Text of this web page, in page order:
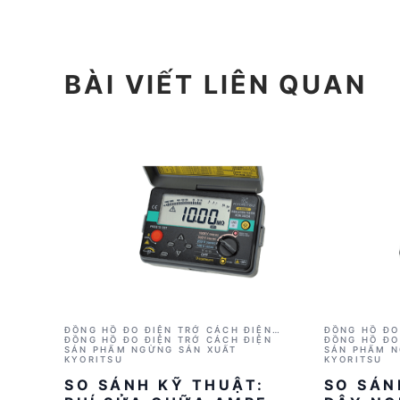
BÀI VIẾT LIÊN QUAN
ĐỒNG HỒ ĐO ĐIỆN TRỞ CÁCH ĐIỆN
KYORITSU 3021A (1000V/2GΩ)
ĐỒNG HỒ ĐO ĐIỆN TRỞ CÁCH ĐIỆN
SẢN PHẨM NGỪNG SẢN XUẤT
KYORITSU
SO SÁNH KỸ THUẬT:
ĐỒNG HỒ
KYORITSU
ĐỒNG HỒ
SẢN PHẨM
KYORITSU
SO